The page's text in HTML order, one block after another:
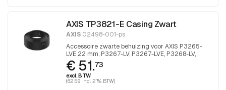
AXIS TP3821-E Casing Zwart
AXIS 02498-001-ps
Accessoire zwarte behuizing voor AXIS P3265-
LVE 22 mm, P3267-LV, P3267-LVE, P3268-LV,
P3268-LVE. 1 stuk
€ 51.73
excl. BTW
(62.59 incl. 21% BTW)